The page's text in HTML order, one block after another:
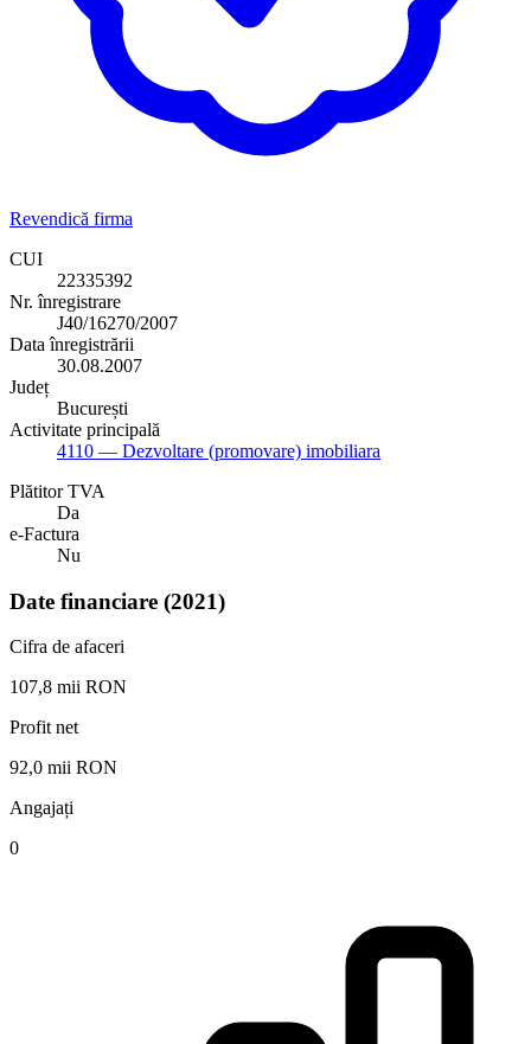
Revendică firma
CUI
22335392
Nr. înregistrare
J40/16270/2007
Data înregistrării
30.08.2007
Județ
București
Activitate principală
4110 — Dezvoltare (promovare) imobiliara
Plătitor TVA
Da
e-Factura
Nu
Date financiare (2021)
Cifra de afaceri
107,8 mii RON
Profit net
92,0 mii RON
Angajați
0